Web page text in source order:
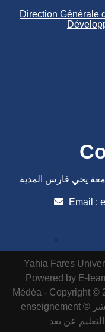
Direction Générale
Email :
Yahia Fares
Powered by E-
Médéa - Copyright ©
enseignement ©